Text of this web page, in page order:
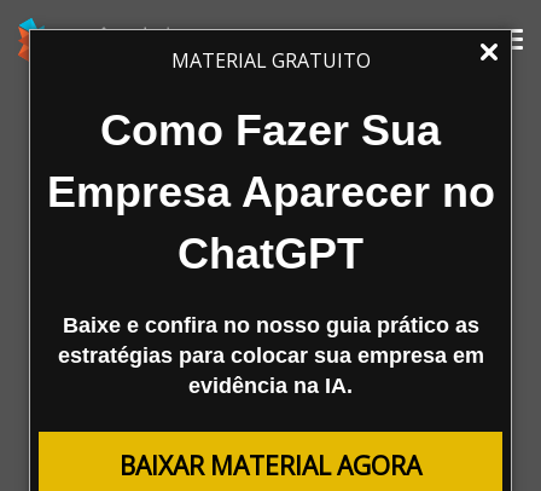
MATERIAL GRATUITO
Como Fazer Sua
Empresa Aparecer no
ChatGPT
Baixe e confira no nosso guia prático as
estratégias para colocar sua empresa em
evidência na IA.
BAIXAR MATERIAL AGORA
A Mestre
Agência
Cases de Sucesso